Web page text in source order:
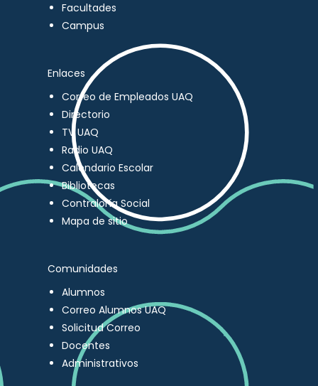
Facultades
Campus
Enlaces
Correo de Empleados UAQ
Directorio
TV UAQ
Radio UAQ
Calendario Escolar
Bibliotecas
Contraloría Social
Mapa de sitio
Comunidades
Alumnos
Correo Alumnos UAQ
Solicitud Correo
Docentes
Administrativos